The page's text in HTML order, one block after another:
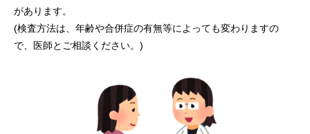
があります。
(検査方法は、年齢や合併症の有無等によっても変わりますの
で、医師とご相談ください。)